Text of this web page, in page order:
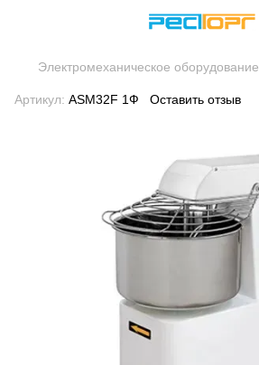
Электромеханическое оборудование
Артикул: ASM32F 1Ф Оставить отзыв